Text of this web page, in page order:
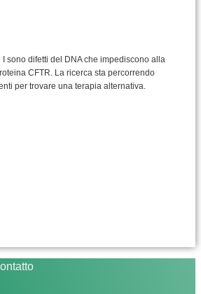
sono difetti del DNA che impediscono alla
CFTR. La ricerca sta percorrendo
per trovare una terapia alternativa.